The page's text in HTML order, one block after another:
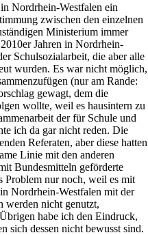
Nordrhein-Westfalen ein
zwischen den einzelnen
Ministerium immer
Jahren in Nordrhein-
Schulsozialarbeit, die aber alle
wurden. Es war nicht möglich,
(nur am Rande:
gewagt, dem die
wollte, weil es hausintern zu
der für Schule und
ich da gar nicht reden. Die
Referaten, aber diese hatten
Linie mit den anderen
Bundesmitteln geförderte
Problem nur noch, weil es mit
Nordrhein-Westfalen mit der
werden nicht genutzt,
habe ich den Eindruck,
sich dessen nicht bewusst sind.